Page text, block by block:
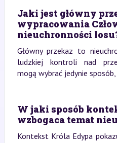
Jaki jest główny
wypracowania
nieuchronności
Główny przekaz to
ludzkiej kontroli nad
mogą wybrać jedynie
W jaki sposób
wzbogaca temat
Kontekst Króla Edypa